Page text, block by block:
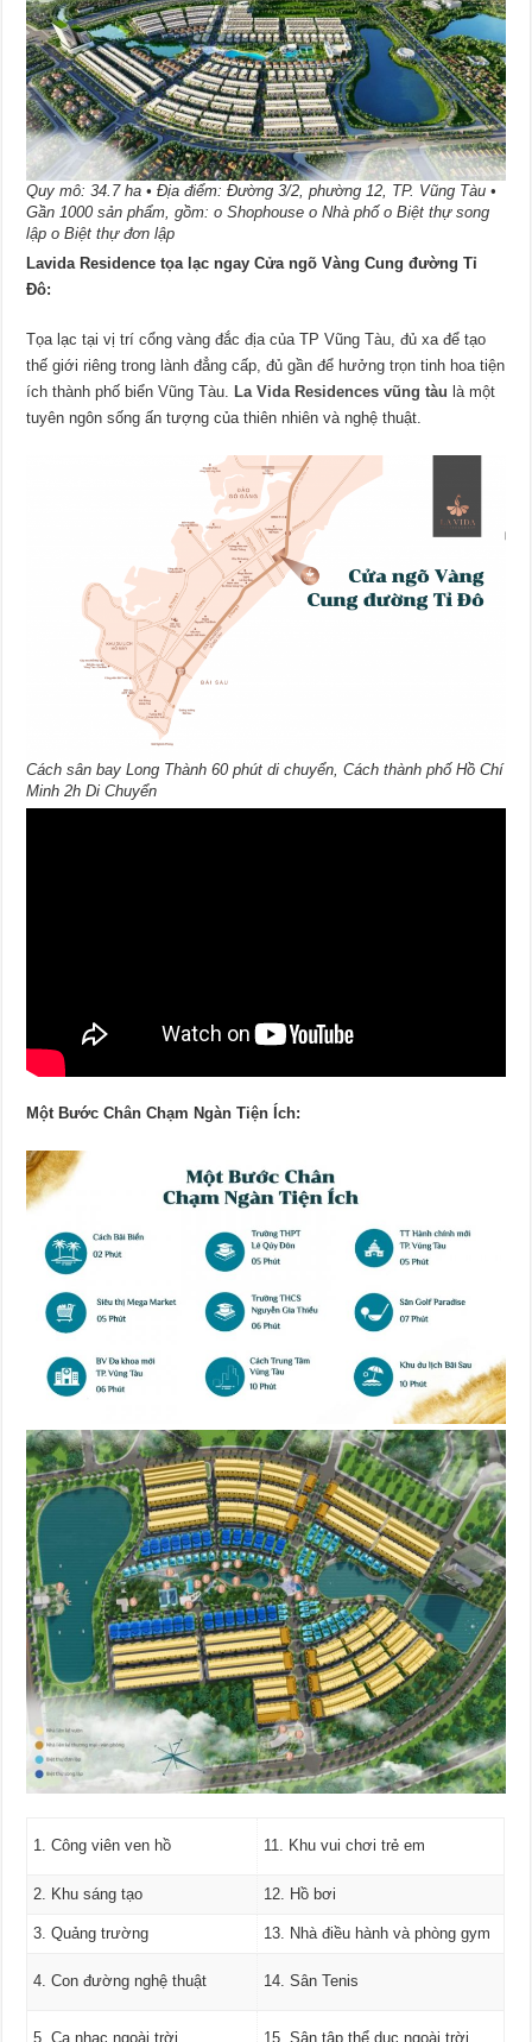
Quy mô: 34.7 ha • Địa điểm: Đường 3/2, phường 12, TP. Vũng Tàu •
Gần 1000 sản phẩm, gồm: o Shophouse o Nhà phố o Biệt thự song
lập o Biệt thự đơn lập
Lavida Residence tọa lạc ngay Cửa ngõ Vàng Cung đường Tỉ
Đô:
Tọa lạc tại vị trí cổng vàng đắc địa của TP Vũng Tàu, đủ xa để tạo
thế giới riêng trong lành đẳng cấp, đủ gần để hưởng trọn tinh hoa tiện
ích thành phố biển Vũng Tàu.
La Vida Residences vũng tàu là một
tuyên ngôn sống ấn tượng của thiên nhiên và nghệ thuật.
Cách sân bay Long Thành 60 phút di chuyển, Cách thành phố Hồ Chí
Minh 2h Di Chuyển
Một Bước Chân Chạm Ngàn Tiện Ích:
1. Công viên ven hồ 11. Khu vui chơi trẻ em
2. Khu sáng tạo 12. Hồ bơi
3. Quảng trường 13. Nhà điều hành và phòng gym
4. Con đường nghệ thuật 14. Sân Tenis
5. Ca nhạc ngoài trời 15. Sân tập thể dục ngoài trời